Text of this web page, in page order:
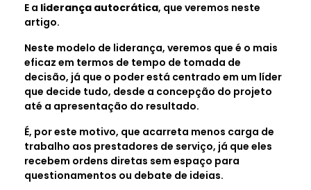
E a liderança autocrática, que veremos neste
artigo.
Neste modelo de liderança, veremos que é o mais
eficaz em termos de tempo de tomada de
decisão, já que o poder está centrado em um líder
que decide tudo, desde a concepção do projeto
até a apresentação do resultado.
É, por este motivo, que acarreta menos carga de
trabalho aos prestadores de serviço, já que eles
recebem ordens diretas sem espaço para
questionamentos ou debate de ideias.